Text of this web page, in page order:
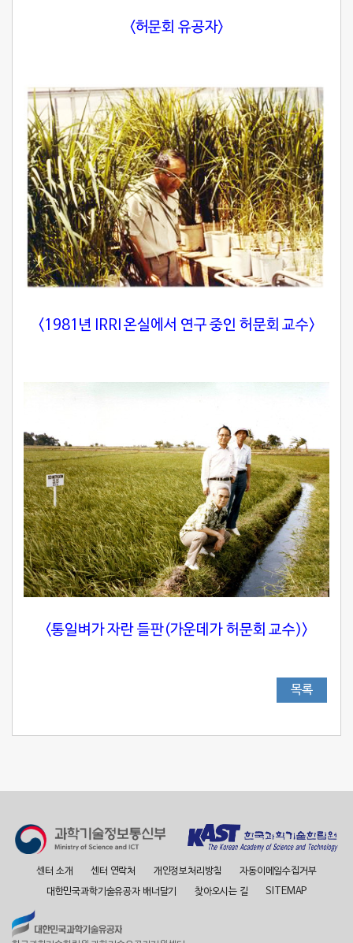
<허문회 유공자>
<1981년 IRRI 온실에서 연구 중인 허문회 교수>
<통일벼가 자란 들판(가운데가 허문회 교수)>
목록
센터 소개 센터 연락처 개인정보처리방침
자동이메일수집거부
대한민국과학기술유공자 배너달기
찾아오시는 길 SITEMAP